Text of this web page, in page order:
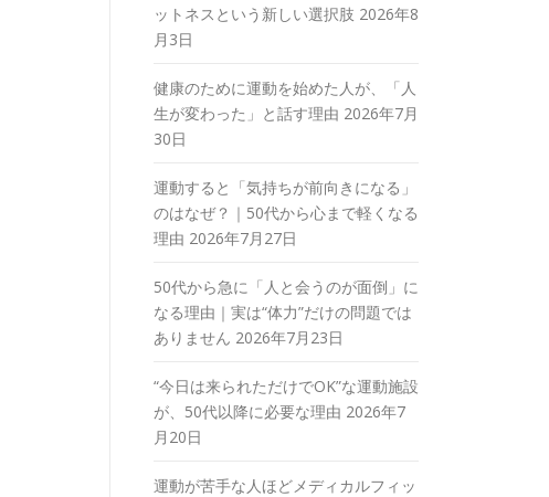
ットネスという新しい選択肢 2026年8
月3日
健康のために運動を始めた人が、「人
生が変わった」と話す理由 2026年7月
30日
運動すると「気持ちが前向きになる」
のはなぜ？｜50代から心まで軽くなる
理由 2026年7月27日
50代から急に「人と会うのが面倒」に
なる理由｜実は“体力”だけの問題では
ありません 2026年7月23日
“今日は来られただけでOK”な運動施設
が、50代以降に必要な理由 2026年7
月20日
運動が苦手な人ほどメディカルフィッ